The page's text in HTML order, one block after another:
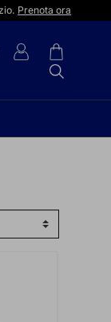
Prenota ora